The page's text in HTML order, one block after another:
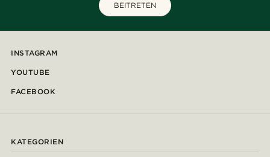
BEITRETEN
INSTAGRAM
YOUTUBE
FACEBOOK
KATEGORIEN